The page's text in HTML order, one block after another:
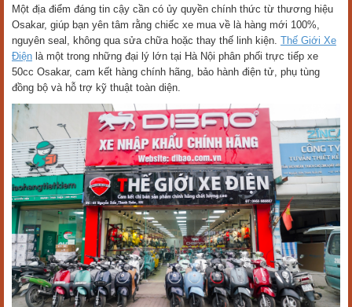
Một địa điểm đáng tin cậy cần có ủy quyền chính thức từ thương hiệu
Osakar, giúp bạn yên tâm rằng chiếc xe mua về là hàng mới 100%,
nguyên seal, không qua sửa chữa hoặc thay thế linh kiện. Thế Giới Xe
Điện là một trong những đại lý lớn tại Hà Nội phân phối trực tiếp xe
50cc Osakar, cam kết hàng chính hãng, bảo hành điện tử, phụ tùng
đồng bộ và hỗ trợ kỹ thuật toàn diện.